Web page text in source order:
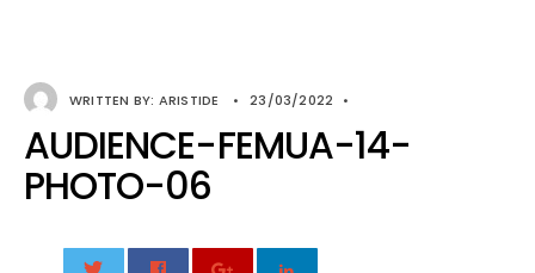
WRITTEN BY: ARISTIDE • 23/03/2022 •
AUDIENCE-FEMUA-14-
PHOTO-06